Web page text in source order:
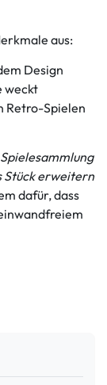
aus:
Design
weckt
Retro-Spielen
Stück erweitern
dafür, dass